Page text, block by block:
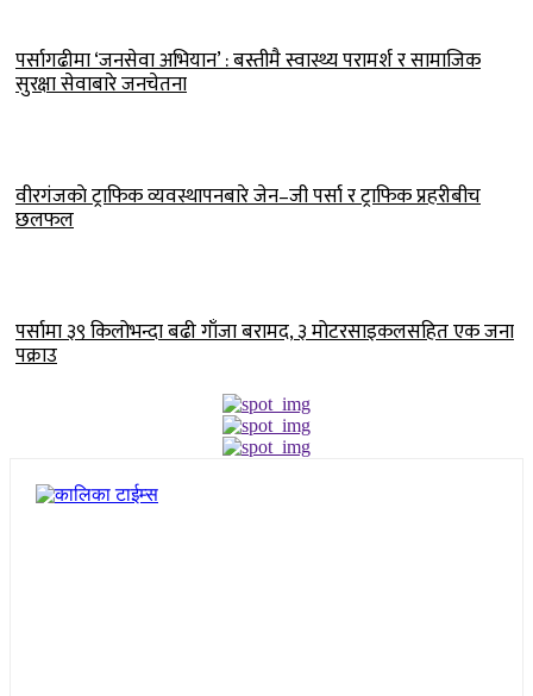
पर्सागढीमा ‘जनसेवा अभियान’ : बस्तीमै स्वास्थ्य परामर्श र सामाजिक
सुरक्षा सेवाबारे जनचेतना
वीरगंजकाे ट्राफिक व्यवस्थापनबारे जेन–जी पर्सा र ट्राफिक प्रहरीबीच
छलफल
पर्सामा ३९ किलोभन्दा बढी गाँजा बरामद, ३ मोटरसाइकलसहित एक जना
पक्राउ